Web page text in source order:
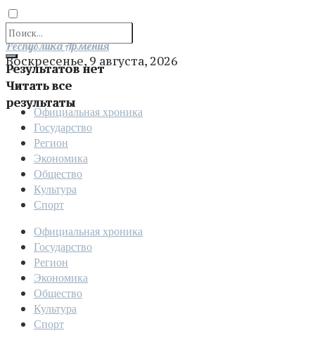
Результатов нет
Читать все
результаты
Отправить
Республика Армения
Воскресенье, 9 августа, 2026
Официальная хроника
Государство
Регион
Экономика
Общество
Культура
Спорт
Официальная хроника
Государство
Регион
Экономика
Общество
Культура
Спорт